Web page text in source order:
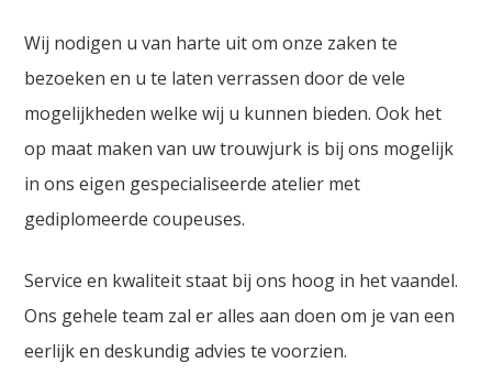
Wij nodigen u van harte uit om onze zaken te
bezoeken en u te laten verrassen door de vele
mogelijkheden welke wij u kunnen bieden. Ook het
op maat maken van uw trouwjurk is bij ons mogelijk
in ons eigen gespecialiseerde atelier met
gediplomeerde coupeuses.
Service en kwaliteit staat bij ons hoog in het vaandel.
Ons gehele team zal er alles aan doen om je van een
eerlijk en deskundig advies te voorzien.